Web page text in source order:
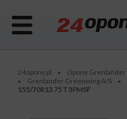
24opony.pl • Opony Grenlander
• Grenlander Greenwing A/S •
155/70R13 75 T 3PMSF